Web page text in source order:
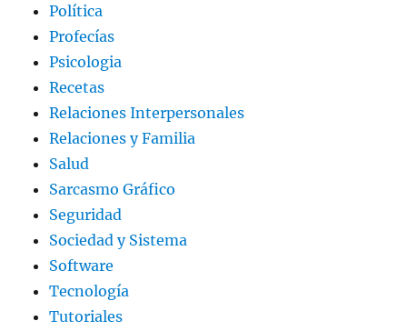
Política
Profecías
Psicologia
Recetas
Relaciones Interpersonales
Relaciones y Familia
Salud
Sarcasmo Gráfico
Seguridad
Sociedad y Sistema
Software
Tecnología
Tutoriales